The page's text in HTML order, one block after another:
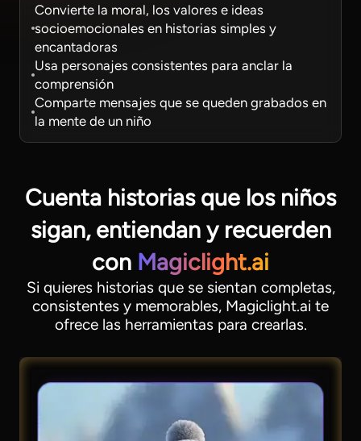
Convierte la moral, los valores e ideas
socioemocionales en historias simples y
encantadoras
Usa personajes consistentes para anclar la
comprensión
Comparte mensajes que se queden grabados en
la mente de un niño
Cuenta historias que los niños
sigan, entiendany recuerden
con Magiclight.ai
Si quieres historias que se sientan completas,
consistentes y memorables, Magiclight.ai te
ofrece las herramientas para crearlas.